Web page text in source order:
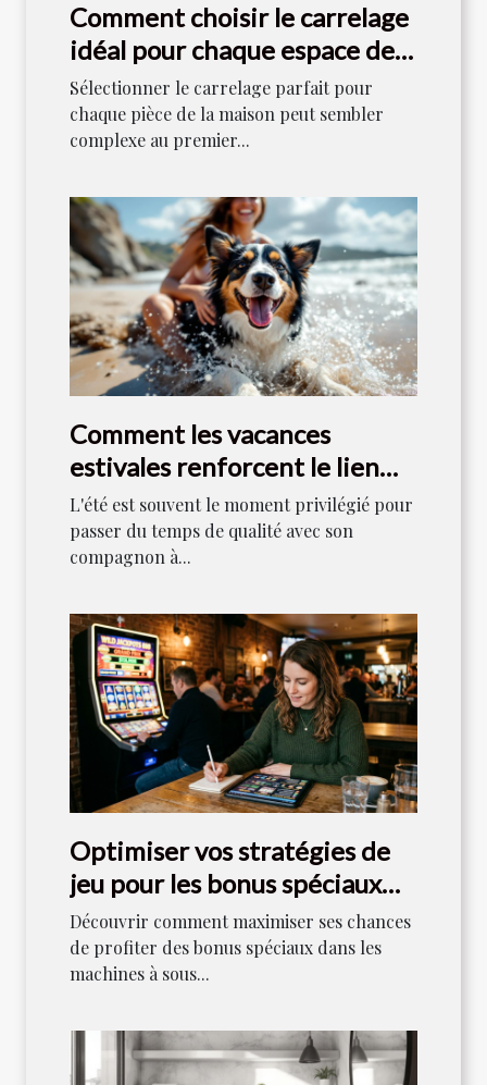
Comment choisir le carrelage
idéal pour chaque espace de
votre maison ?
Sélectionner le carrelage parfait pour
chaque pièce de la maison peut sembler
complexe au premier...
Comment les vacances
estivales renforcent le lien
entre maîtres et chiens ?
L'été est souvent le moment privilégié pour
passer du temps de qualité avec son
compagnon à...
Optimiser vos stratégies de
jeu pour les bonus spéciaux
dans les machines à sous
Découvrir comment maximiser ses chances
de profiter des bonus spéciaux dans les
machines à sous...